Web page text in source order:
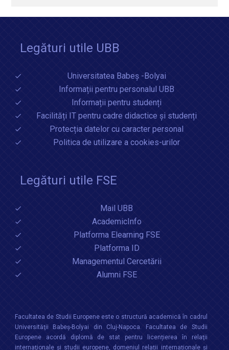
Legături utile UBB
Universitatea Babeș -Bolyai
Informații pentru personalul UBB
Informații pentru studenți
Facilități IT pentru cadre didactice și studenți
Protecția datelor cu caracter personal
Politica de utilizare a cookies-urilor
Legături utile FSE
Mail UBB
AcademicInfo
Platforma Elearning FSE
Platforma ID
Managementul Cercetării
Alumni FSE
Facultatea de Studii Europene este o structură academică în cadrul
Universităţii Babeș-Bolyai din Cluj-Napoca. Facultatea de Studii
Europene acordă diplomă de stat pentru licențierea în relaţii
internaţionale şi studii europene, domeniul relații internaționale şi